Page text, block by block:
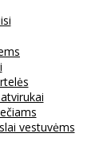
vestuvėms